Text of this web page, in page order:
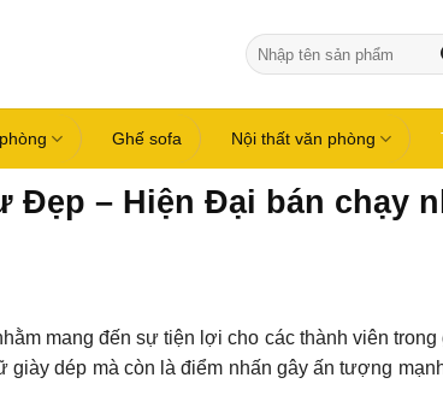
Tìm
kiếm:
Ghế sofa Nội thất văn phòng
Đẹp – Hiện Đại bán chạy
mang đến sự tiện lợi cho các thành viên trong
dép mà còn là điểm nhấn gây ấn tượng